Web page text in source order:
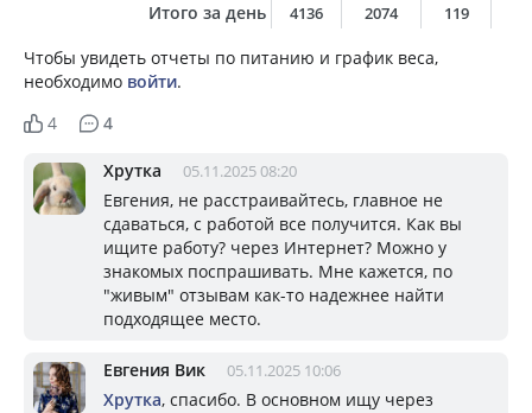
Итого за день 4136 2074 119
Чтобы увидеть отчеты по питанию и график веса,
необходимо войти.
4
4
Хрутка 05.11.2025 08:20
Евгения, не расстраивайтесь, главное не
сдаваться, с работой все получится. Как вы
ищите работу? через Интернет? Можно у
знакомых поспрашивать. Мне кажется, по
"живым" отзывам как-то надежнее найти
подходящее место.
Евгения Вик 05.11.2025 10:06
Хрутка, спасибо. В основном ищу через